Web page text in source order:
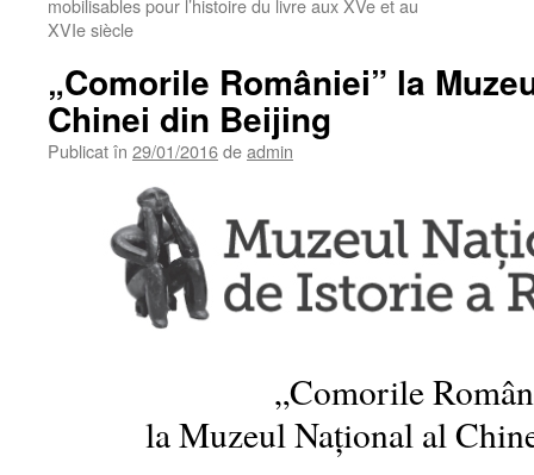
mobilisables pour l’histoire du livre aux XVe et au
XVIe siècle
„Comorile României” la
Chinei din Beijing
Publicat în 29/01/2016deadmin
„Comorile
la Muzeul Național al